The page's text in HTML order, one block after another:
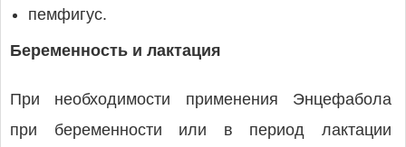
пемфигус.
Беременность и лактация
При необходимости применения Энцефабола
при беременности или в период лактации